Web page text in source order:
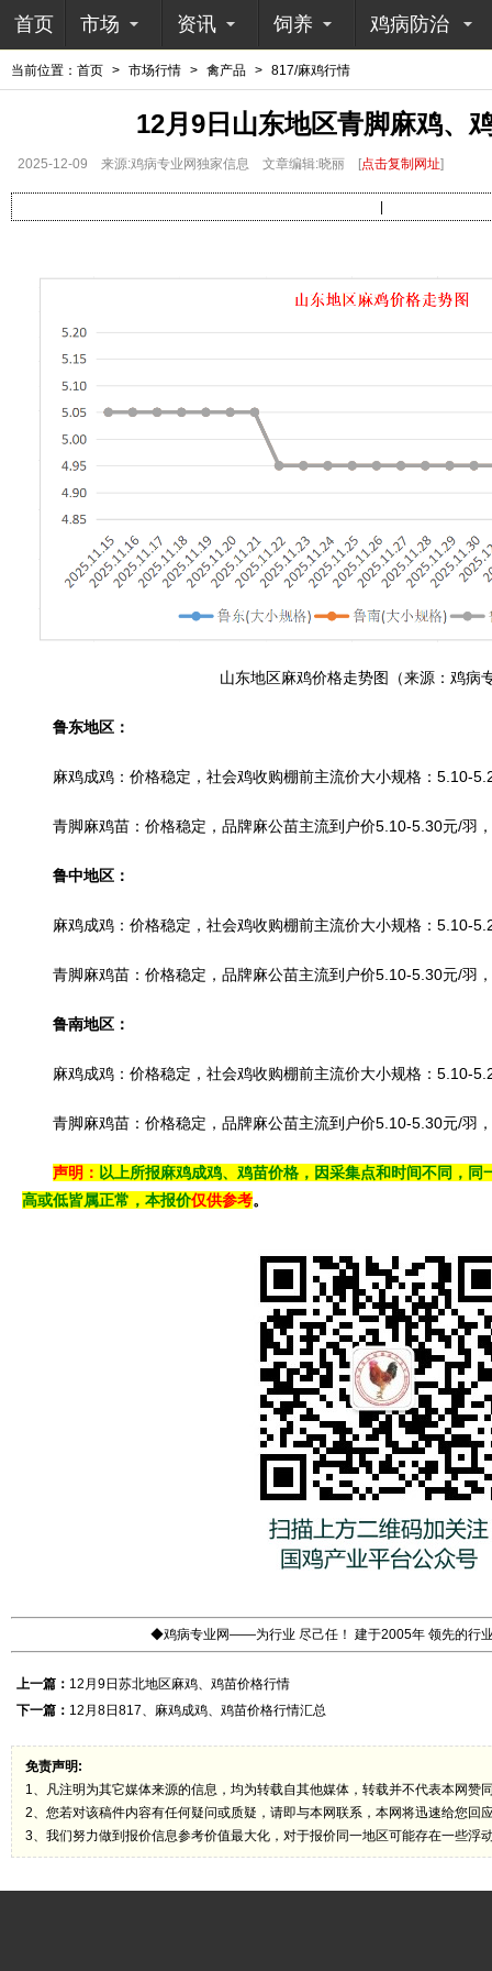
首页 市场 资讯 饲养 鸡病防治
当前位置： 首页 > 市场行情 > 禽产品 > 817/麻鸡行情
12月9日山东地区青脚麻鸡、
2025-12-09 来源:鸡病专业网独家信息 文章编辑:晓丽 [点击复制网址]
山东地区麻鸡价格走势图（来源：鸡病
鲁东地区：
麻鸡成鸡：价格稳定，社会鸡收购棚前主流价大小规格：5.10-
青脚麻鸡苗：价格稳定，品牌麻公苗主流到户价5.10-5.30元/羽
鲁中地区：
麻鸡成鸡：价格稳定，社会鸡收购棚前主流价大小规格：5.10-
青脚麻鸡苗：价格稳定，品牌麻公苗主流到户价5.10-5.30元/羽
鲁南地区：
麻鸡成鸡：价格稳定，社会鸡收购棚前主流价大小规格：5.10-
青脚麻鸡苗：价格稳定，品牌麻公苗主流到户价5.10-5.30元/羽
声明： 以上所报麻鸡成鸡、鸡苗价格，因采集点和时间不同，
高或低皆属正常，本报价仅供参考。
◆鸡病专业网——为行业 尽己任！ 建于2005年 领先的行
上一篇： 12月9日苏北地区麻鸡、鸡苗价格行情
下一篇： 12月8日817、麻鸡成鸡、鸡苗价格行情汇总
免责声明:
1、凡注明为其它媒体来源的信息，均为转载自其他媒体，转载并不代表本网赞
2、您若对该稿件内容有任何疑问或质疑，请即与本网联系，本网将迅速给您回
3、我们努力做到报价信息参考价值最大化，对于报价同一地区可能存在一些浮